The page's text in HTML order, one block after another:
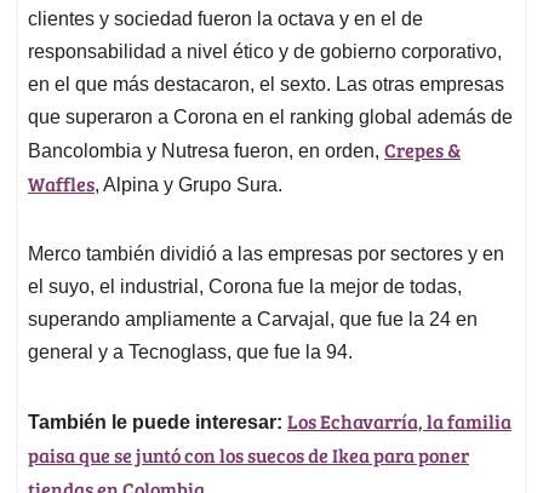
clientes y sociedad fueron la octava y en el de
responsabilidad a nivel ético y de gobierno corporativo,
en el que más destacaron, el sexto. Las otras empresas
que superaron a Corona en el ranking global además de
Bancolombia y Nutresa fueron, en orden, Crepes &
Waffles, Alpina y Grupo Sura.
Merco también dividió a las empresas por sectores y en
el suyo, el industrial, Corona fue la mejor de todas,
superando ampliamente a Carvajal, que fue la 24 en
general y a Tecnoglass, que fue la 94.
También le puede interesar: Los Echavarría, la familia
paisa que se juntó con los suecos de Ikea para poner